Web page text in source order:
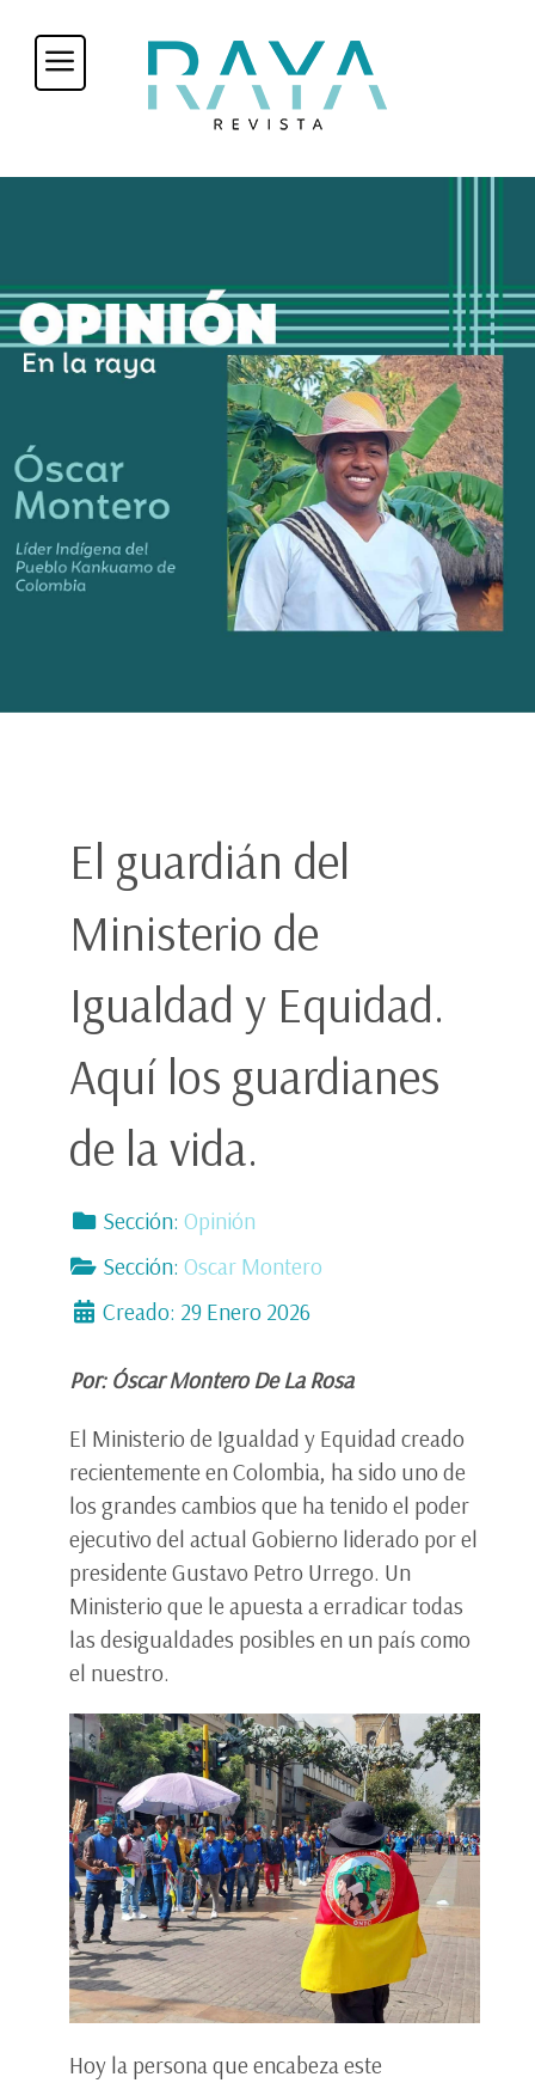
El guardián del
Ministerio de
Igualdad y Equidad.
Aquí los guardianes
de la vida.
Sección: Opinión
Sección: Oscar Montero
Creado: 29 Enero 2026
Por: Óscar Montero De La Rosa
El Ministerio de Igualdad y Equidad creado
recientemente en Colombia, ha sido uno de
los grandes cambios que ha tenido el poder
ejecutivo del actual Gobierno liderado por el
presidente Gustavo Petro Urrego. Un
Ministerio que le apuesta a erradicar todas
las desigualdades posibles en un país como
el nuestro.
Hoy la persona que encabeza este